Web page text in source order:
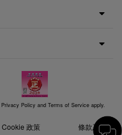
Privacy Policy and Terms of Service apply.
Cookie 政策 條款及細則